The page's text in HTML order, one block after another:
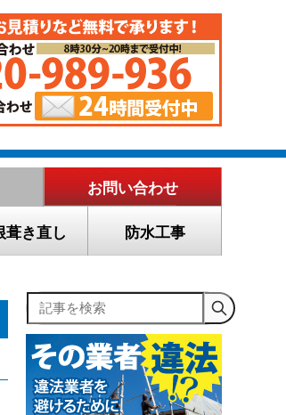
お問い合わせ
葺き直し 防水工事
記事を検索